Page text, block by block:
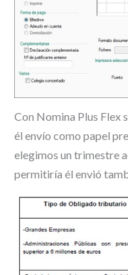
Con Nomina Plus Flex
él envío como papel
elegimos un trimestre
permitiría él envió